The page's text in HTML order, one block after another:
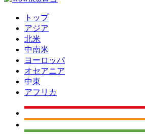
トップ
アジア
北米
中南米
ヨーロッパ
オセアニア
中東
アフリカ